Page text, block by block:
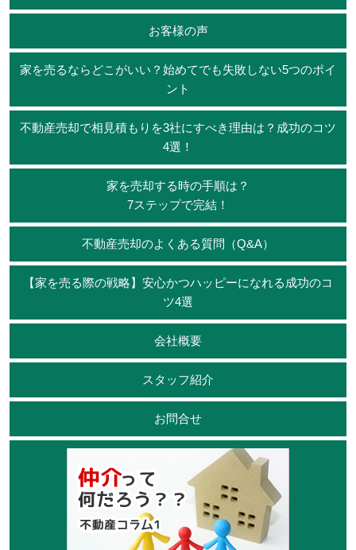
お客様の声
家を売るならどこがいい？始めてでも失敗しない5つのポイ
ント
不動産売却で相見積もりを3社にすべき理由は？成功のコツ
4選！
家を売却する時の手順は？
7ステップで完結！
不動産売却のよくある質問（Q&A）
【家を売る際の戦略】安心かつハッピーになれる成功のコ
ツ4選
会社概要
スタッフ紹介
お問合せ